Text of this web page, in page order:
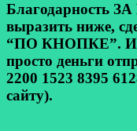
Благодарность
выразить ниже,
“ПО КНОПКЕ”.
просто деньги
2200 1523 8395
сайту).